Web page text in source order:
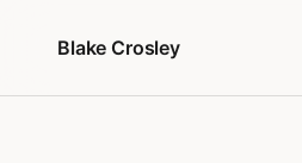
Blake Crosley